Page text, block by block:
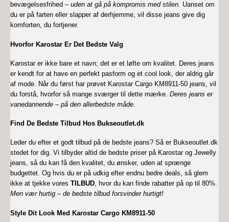
bevægelsesfrihed – uden at gå på kompromis med stilen. Uanset om
du er på farten eller slapper af derhjemme, vil disse jeans give dig
komforten, du fortjener.
Hvorfor Karostar Er Det Bedste Valg
Karostar er ikke bare et navn; det er et løfte om kvalitet. Deres jeans
er kendt for at have en perfekt pasform og et cool look, der aldrig går
af mode. Når du først har prøvet Karostar Cargo KM8911-50 jeans, vil
du forstå, hvorfor så mange sværger til dette mærke. Deres jeans er
vanedannende – på den allerbedste måde.
Find De Bedste Tilbud Hos Bukseoutlet.dk
Leder du efter et godt tilbud på de bedste jeans? Så er Bukseoutlet.dk
stedet for dig. Vi tilbyder altid de bedste priser på Karostar og Jewelly
jeans, så du kan få den kvalitet, du ønsker, uden at sprænge
budgettet. Og hvis du er på udkig efter endnu bedre deals, så glem
ikke at tjekke vores TILBUD, hvor du kan finde rabatter på op til 80%.
Men vær hurtig – de bedste tilbud forsvinder hurtigt!
Style Dit Look Med Karostar Cargo KM8911-50